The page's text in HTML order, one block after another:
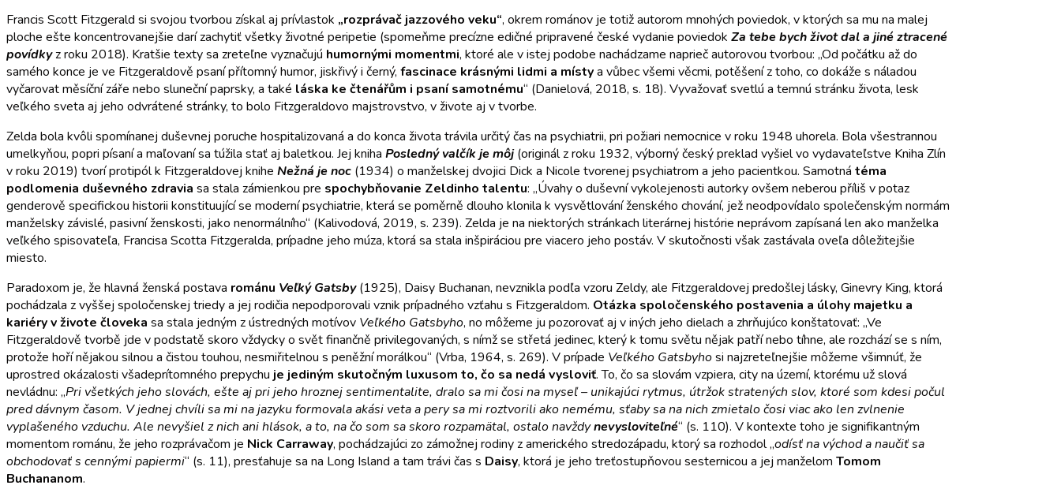
Francis Scott Fitzgerald si svojou tvorbou získal aj prívlastok „rozprávač jazzového veku“, okrem románov je totiž autorom mnohých poviedok, v ktorých sa mu na malej
ploche ešte koncentrovanejšie darí zachytiť všetky životné peripetie (spomeňme precízne edičné pripravené české vydanie poviedok Za tebe bych život dal a jiné ztracené
povídkyz roku 2018). Kratšie texty sa zreteľne vyznačujú humornými momentmi, ktoré ale v istej podobe nachádzame naprieč autorovou tvorbou: „Od počátku až do
samého konce je ve Fitzgeraldově psaní přítomný humor, jiskřivý i černý, fascinace krásnými lidmi a místya vůbec všemi věcmi, potěšení z toho, co dokáže s náladou
vyčarovat měsíční záře nebo sluneční paprsky, a také láska ke čtenářům i psaní samotnému“ (Danielová, 2018, s. 18). Vyvažovať svetlú a temnú stránku života, lesk
veľkého sveta aj jeho odvrátené stránky, to bolo Fitzgeraldovo majstrovstvo, v živote aj v tvorbe.
Zelda bola kvôli spomínanej duševnej poruche hospitalizovaná a do konca života trávila určitý čas na psychiatrii, pri požiari nemocnice v roku 1948 uhorela. Bola všestrannou
umelkyňou, popri písaní a maľovaní sa túžila stať aj baletkou. Jej kniha Posledný valčík je môj(originál z roku 1932, výborný český preklad vyšiel vo vydavateľstve Kniha Zlín
v roku 2019) tvorí protipól k Fitzgeraldovej knihe Nežná je noc (1934) o manželskej dvojici Dick a Nicole tvorenej psychiatrom a jeho pacientkou. Samotná téma
podlomenia duševného zdravia sa stala zámienkou pre spochybňovanie Zeldinho talentu: „Úvahy o duševní vykolejenosti autorky ovšem neberou příliš v potaz
genderově specifickou historii konstituující se moderní psychiatrie, která se poměrně dlouho klonila k vysvětlování ženského chování, jež neodpovídalo společenským normám
manželsky závislé, pasivní ženskosti, jako nenormálního“ (Kalivodová, 2019, s. 239). Zelda je na niektorých stránkach literárnej histórie neprávom zapísaná len ako manželka
veľkého spisovateľa, Francisa Scotta Fitzgeralda, prípadne jeho múza, ktorá sa stala inšpiráciou pre viacero jeho postáv. V skutočnosti však zastávala oveľa dôležitejšie
miesto.
Paradoxom je, že hlavná ženská postava románu Veľký Gatsby(1925), Daisy Buchanan, nevznikla podľa vzoru Zeldy, ale Fitzgeraldovej predošlej lásky, Ginevry King, ktorá
pochádzala z vyššej spoločenskej triedy a jej rodičia nepodporovali vznik prípadného vzťahu s Fitzgeraldom. Otázka spoločenského postavenia a úlohy majetku a
kariéry v živote človeka sa stala jedným z ústredných motívov Veľkého Gatsbyho, no môžeme ju pozorovať aj v iných jeho dielach a zhrňujúco konštatovať: „Ve
Fitzgeraldově tvorbě jde v podstatě skoro vždycky o svět finančně privilegovaných, s nímž se střetá jedinec, který k tomu světu nějak patří nebo tíhne, ale rozchází se s ním,
protože hoří nějakou silnou a čistou touhou, nesmiřitelnou s peněžní morálkou“ (Vrba, 1964, s. 269). V prípade Veľkého Gatsbyhosi najzreteľnejšie môžeme všimnúť, že
uprostred okázalosti všadeprítomného prepychu je jediným skutočným luxusom to, čo sa nedá vysloviť. To, čo sa slovám vzpiera, city na území, ktorému už slová
nevládnu: „Pri všetkých jeho slovách, ešte aj pri jeho hroznej sentimentalite, dralo sa mi čosi na myseľ – unikajúci rytmus, útržok stratených slov, ktoré som kdesi počul
pred dávnym časom. V jednej chvíli sa mi na jazyku formovala akási veta a pery sa mi roztvorili ako nemému, sťaby sa na nich zmietalo čosi viac ako len zvlnenie
vyplašeného vzduchu. Ale nevyšiel z nich ani hlások, a to, na čo som sa skoro rozpamätal, ostalo navždynevysloviteľné“ (s. 110). V kontexte toho je signifikantným
momentom románu, že jeho rozprávačom je Nick Carraway, pochádzajúci zo zámožnej rodiny z amerického stredozápadu, ktorý sa rozhodol „odísť na východ a naučiť sa
obchodovať s cennými papiermi“ (s. 11), presťahuje sa na Long Island a tam trávi čas s Daisy, ktorá je jeho treťostupňovou sesternicou a jej manželom Tomom
Buchananom.